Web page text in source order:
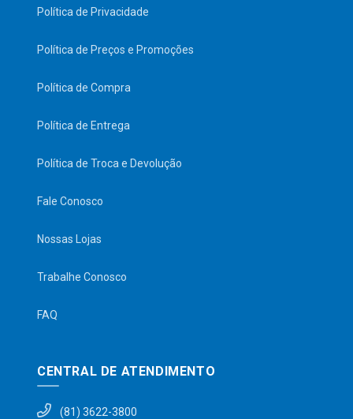
Política de Privacidade
Política de Preços e Promoções
Política de Compra
Política de Entrega
Política de Troca e Devolução
Fale Conosco
Nossas Lojas
Trabalhe Conosco
FAQ
CENTRAL DE ATENDIMENTO
(81) 3622-3800